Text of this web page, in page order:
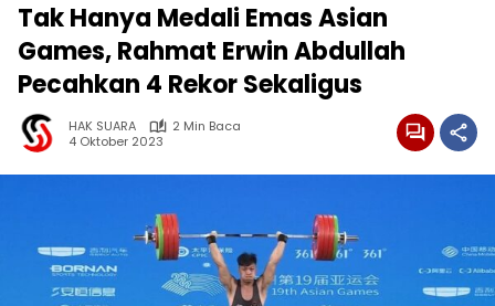
Tak Hanya Medali Emas Asian
Games, Rahmat Erwin Abdullah
Pecahkan 4 Rekor Sekaligus
HAK SUARA
2 Min Baca
4 Oktober 2023